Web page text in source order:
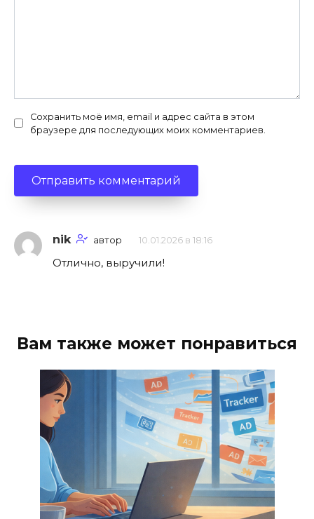
Сохранить моё имя, email и адрес сайта в этом
браузере для последующих моих комментариев.
nik автор 10.01.2026 в 18:16
Отлично, выручили!
Вам также может понравиться